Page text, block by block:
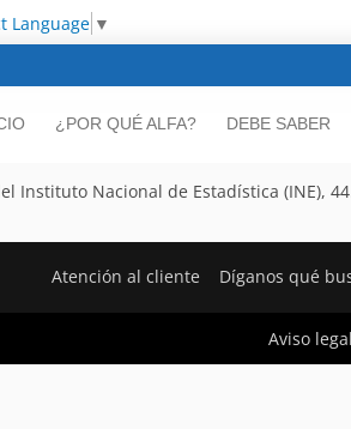
Language ▼
¿POR QUÉ ALFA? DEBE SABER
Instituto Nacional de Estadística (INE),
Atención al cliente Díganos qué
Aviso legal